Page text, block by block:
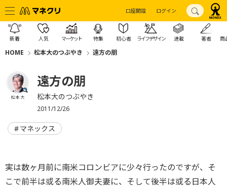
口座開設 ログイン
新着 人気 マーケット 特集 初心者 ライフデザイン 連載 著者 商
HOME 松本大のつぶやき 遠方の朋
松本 大
遠方の朋
松本大のつぶやき
2011/12/26
マネックス
実は数ヶ月前に南米コロンビアに少々行ったのですが、そ
こで前半は或る南米人御夫妻に、そして後半は或る日本人